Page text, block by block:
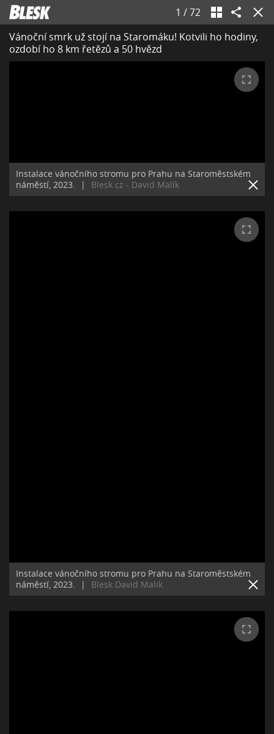
1 /72
Vánoční smrk už stojí na Staromáku! Kotvili ho hodiny,
ozdobí ho 8 km řetězů a 50 hvězd
Instalace vánočního stromu pro Prahu na Staroměstském
náměstí, 2023.
| Blesk.cz - David Malík
Instalace vánočního stromu pro Prahu na Staroměstském
náměstí, 2023.
| Blesk:David Malik